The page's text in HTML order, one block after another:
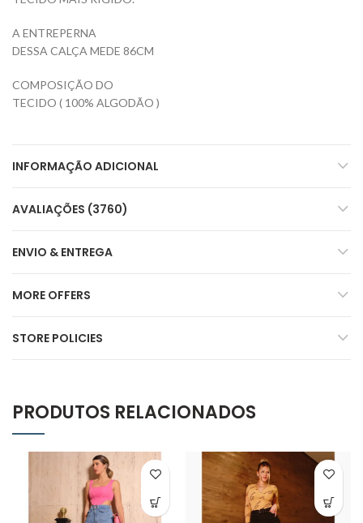
A ENTREPERNA
DESSA CALÇA MEDE 86CM
COMPOSIÇÃO DO
TECIDO ( 100% ALGODÃO )
INFORMAÇÃO ADICIONAL
AVALIAÇÕES (3760)
ENVIO & ENTREGA
MORE OFFERS
STORE POLICIES
PRODUTOS RELACIONADOS